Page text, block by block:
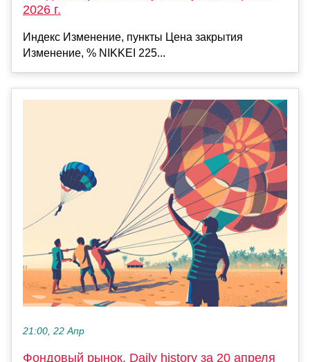
2026 г.
Индекс Изменение, пункты Цена закрытия
Изменение, % NIKKEI 225...
21:00, 22 Апр
Фондовый рынок, Daily history за 20 апреля